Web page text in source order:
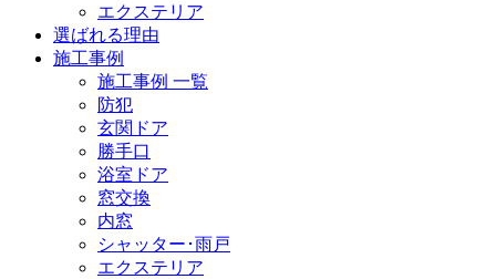
エクステリア
選ばれる理由
施工事例
施工事例 一覧
防犯
玄関ドア
勝手口
浴室ドア
窓交換
内窓
シャッター･雨戸
エクステリア